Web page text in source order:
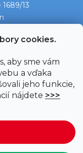
cookies.
aby sme vám
a vďaka
jeho funkcie,
nájdete >>>
13
→